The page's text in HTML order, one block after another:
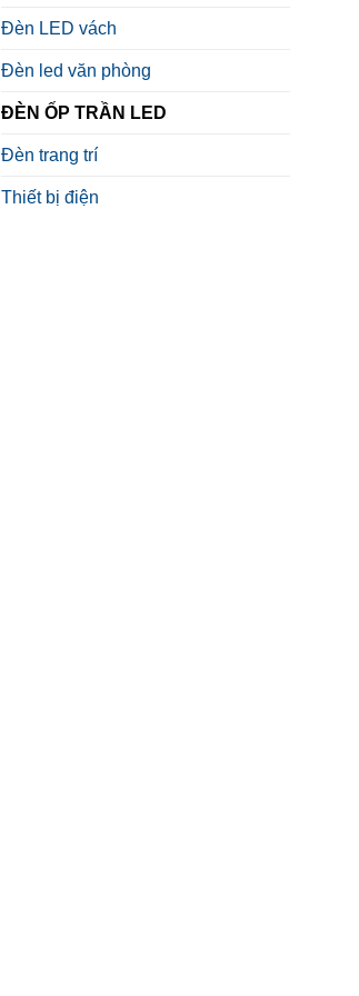
Đèn LED vách
Đèn led văn phòng
ĐÈN ỐP TRẦN LED
Đèn trang trí
Thiết bị điện